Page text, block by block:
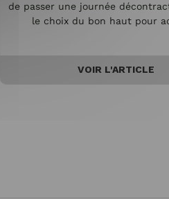
de passer une journée
le choix du bon haut pour
VOIR L'ARTICLE